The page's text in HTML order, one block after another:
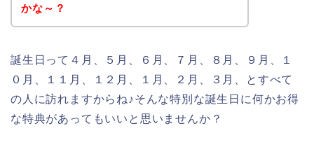
かな～？
誕生日って４月、５月、６月、７月、８月、９月、１
０月、１１月、１２月、１月、２月、３月、とすべて
の人に訪れますからね♪そんな特別な誕生日に何かお得
な特典があってもいいと思いませんか？